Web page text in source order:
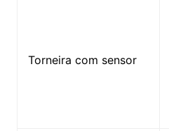
Torneira com sensor